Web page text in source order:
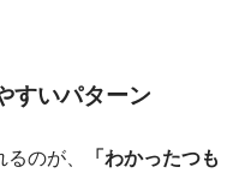
すいパターン
のが、
「わかったつも